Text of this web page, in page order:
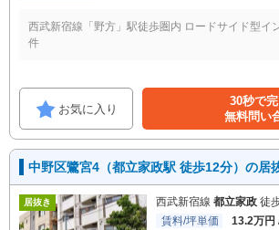
西武新宿線「野方」駅徒歩圏内 ロードサイド型イ
件
お気に入り
30秒で完
無料問い
中野区鷺宮4（都立家政駅 徒歩12分）の居
居抜き 西武新宿線 都立家政 徒
賃料/坪単価
13.2万円